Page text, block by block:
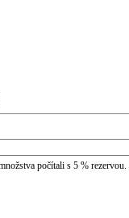
počítali s 5 % rezervou.